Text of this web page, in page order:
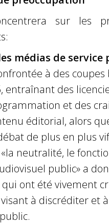
sur les
médias de service
à des
entraînant des
et des
éditorial, alors
de plus en plus
neutralité, le
public» a
ont été vivement
à discréditer et